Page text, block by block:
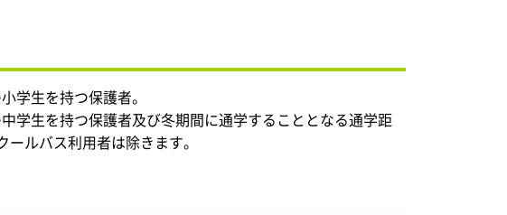
学生を持つ保護者。
学生を持つ保護者及び冬期間に通学することとなる通学距
ルバス利用者は除きます。